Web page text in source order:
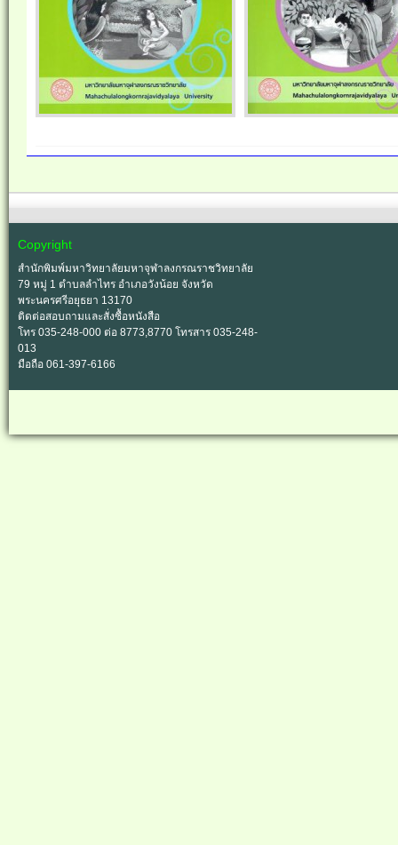
Copyright
สำนักพิมพ์มหาวิทยาลัยมหาจุฬาลงกรณราชวิทยาลัย
79 หมู่ 1 ตำบลลำไทร อำเภอวังน้อย จังหวัด
พระนครศรีอยุธยา 13170
ติดต่อสอบถามและสั่งซื้อหนังสือ
โทร 035-248-000 ต่อ 8773,8770 โทรสาร 035-248-
013
มือถือ 061-397-6166